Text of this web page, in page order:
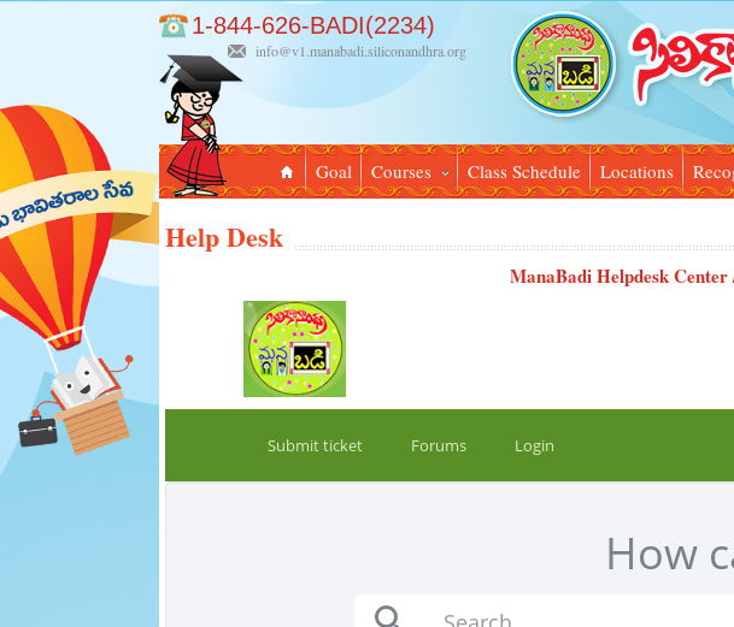
1-844-626-BADI(2234)
info@v1.manabadi.siliconandhra.org
Goal Courses Class Schedule Locations
Help Desk
ManaBadi Helpdesk